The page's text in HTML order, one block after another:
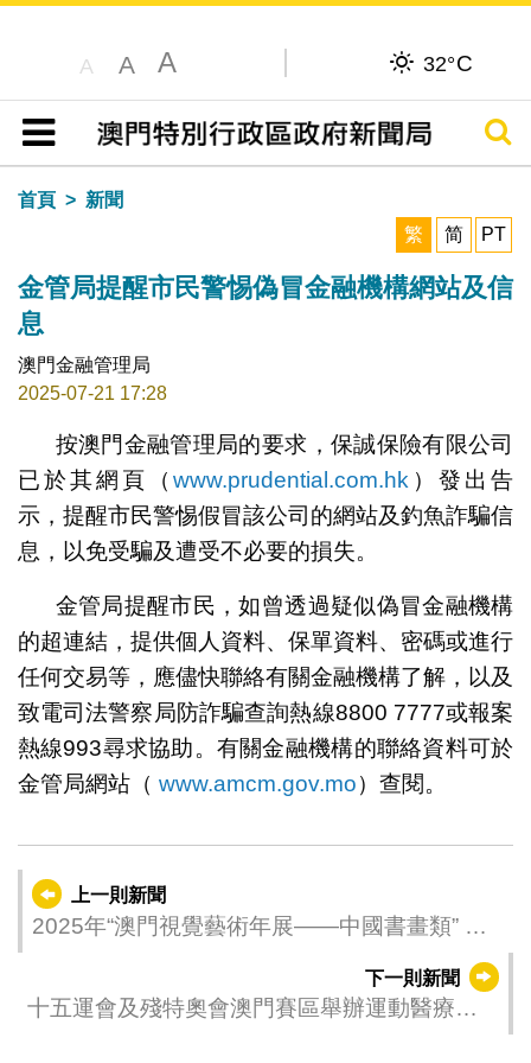
A A A 32°C
目錄
搜尋
首頁
新聞
繁
简 PT
金管局提醒市民警惕偽冒金融機構網站及信
息
澳門金融管理局
2025-07-21 17:28
按澳門金融管理局的要求，保誠保險有限公司
已於其網頁（www.prudential.com.hk ）發出告
示，提醒市民警惕假冒該公司的網站及釣魚詐騙信
息，以免受騙及遭受不必要的損失。
金管局提醒市民，如曾透過疑似偽冒金融機構
的超連結，提供個人資料、保單資料、密碼或進行
任何交易等，應儘快聯絡有關金融機構了解，以及
致電司法警察局防詐騙查詢熱線8800 7777或報案
熱線993尋求協助。有關金融機構的聯絡資料可於
金管局網站（ www.amcm.gov.mo）查閱。
上一則新聞
2025年“澳門視覺藝術年展——中國書畫類” 評
下一則新聞
十五運會及殘特奧會澳門賽區舉辦運動醫療培